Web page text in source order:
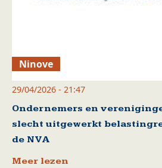
Ninove
29/04/2026 - 21:47
Ondernemers en
slecht uitgewerkt
de NVA
Meer lezen